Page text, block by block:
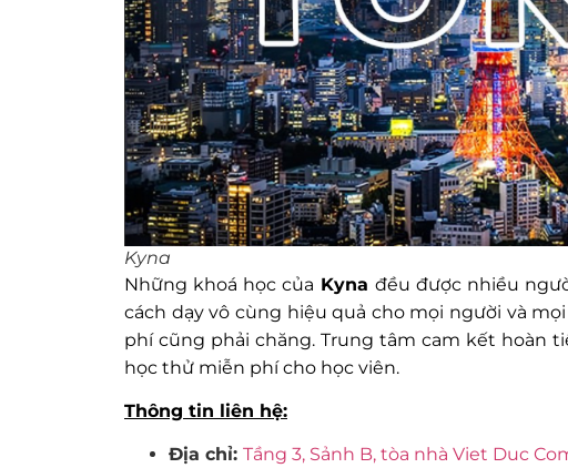
Kyna
Những khoá học của Kyna đều được nhiều
cách dạy vô cùng hiệu quả cho mọi người và
phí cũng phải chăng. Trung tâm cam kết hoàn
học thử miễn phí cho học viên.
Thông tin liên hệ:
Địa chỉ: Tầng 3, Sảnh B, tòa nhà Viet Duc